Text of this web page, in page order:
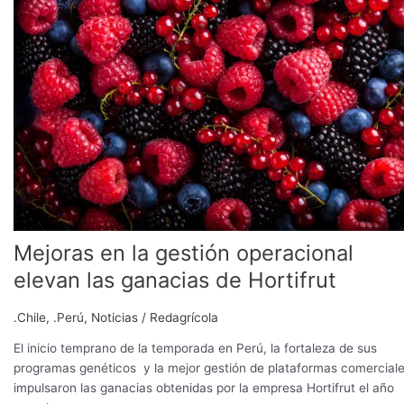
Mejoras en la gestión operacional
elevan las ganacias de Hortifrut
.Chile, .Perú, Noticias / Redagrícola
El inicio temprano de la temporada en Perú, la fortaleza de sus
programas genéticos y la mejor gestión de plataformas
impulsaron las ganacias obtenidas por la empresa Hortifrut el año
la
gestión
operacional
elevan
ganacias
de
Hortifrut